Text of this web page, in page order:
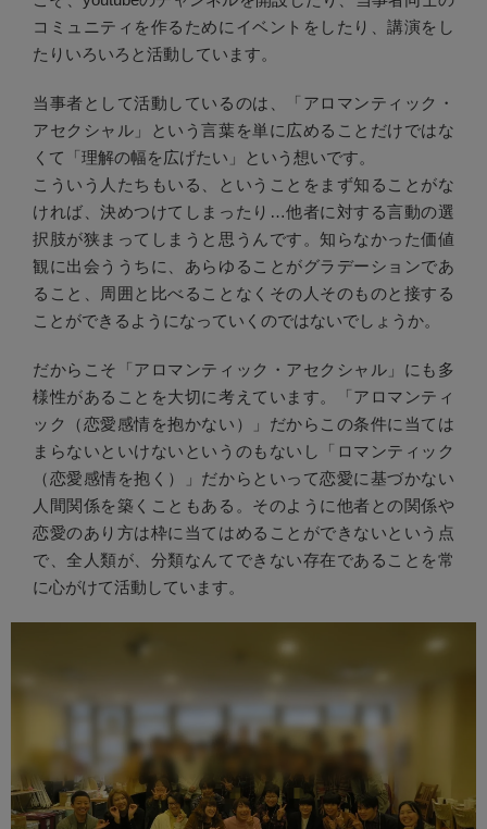
コミュニティを作るためにイベントをしたり、講演をし
たりいろいろと活動しています。
当事者として活動しているのは、「アロマンティック・
アセクシャル」という言葉を単に広めることだけではな
くて「理解の幅を広げたい」という想いです。
こういう人たちもいる、ということをまず知ることがな
ければ、決めつけてしまったり…他者に対する言動の選
択肢が狭まってしまうと思うんです。知らなかった価値
観に出会ううちに、あらゆることがグラデーションであ
ること、周囲と比べることなくその人そのものと接する
ことができるようになっていくのではないでしょうか。
だからこそ「アロマンティック・アセクシャル」にも多
様性があることを大切に考えています。「アロマンティ
ック（恋愛感情を抱かない）」だからこの条件に当ては
まらないといけないというのもないし「ロマンティック
（恋愛感情を抱く）」だからといって恋愛に基づかない
人間関係を築くこともある。そのように他者との関係や
恋愛のあり方は枠に当てはめることができないという点
で、全人類が、分類なんてできない存在であることを常
に心がけて活動しています。